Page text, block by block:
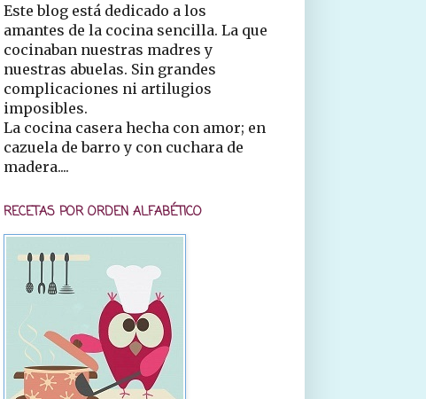
Este blog está dedicado a los
amantes de la cocina sencilla. La que
cocinaban nuestras madres y
nuestras abuelas. Sin grandes
complicaciones ni artilugios
imposibles.
La cocina casera hecha con amor; en
cazuela de barro y con cuchara de
madera....
RECETAS POR ORDEN ALFABÉTICO